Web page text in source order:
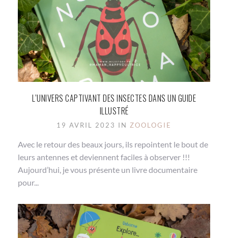
L’UNIVERS CAPTIVANT DES INSECTES DANS UN GUIDE
ILLUSTRÉ
19 AVRIL 2023 IN ZOOLOGIE
Avec le retour des beaux jours, ils repointent le bout de
leurs antennes et deviennent faciles à observer !!!
Aujourd’hui, je vous présente un livre documentaire
pour...